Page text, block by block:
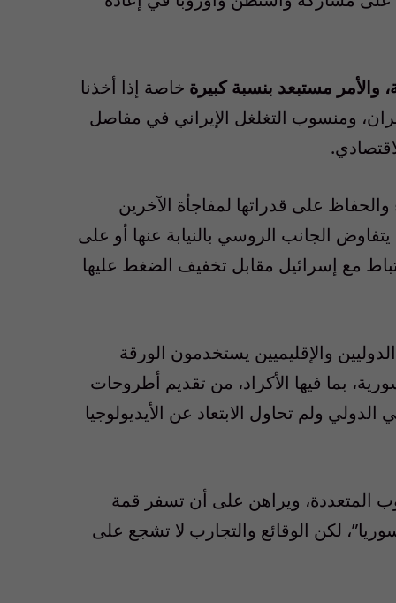
والأمر مستبعد بنسبة كبيرة خاصة إذا أخذنا
ومنسوب التغلغل الإيراني في مفاصل
على قدراتها لمفاجأة الآخرين
الجانب الروسي بالنيابة عنها أو على
مع إسرائيل مقابل تخفيف الضغط عليها
والإقليميين يستخدمون الورقة
بما فيها الأكراد، من تقديم أطروحات
ولم تحاول الابتعاد عن الأيديولوجيا
المتعددة، ويراهن على أن تسفر قمة
لكن الوقائع والتجارب لا تشجع على